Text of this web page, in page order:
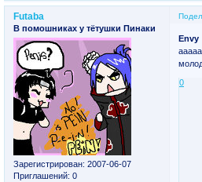
Futaba
В помошниках у тётушки Пинаки
Зарегистрирован: 2007-06-07
Приглашений: 0
Envy
0